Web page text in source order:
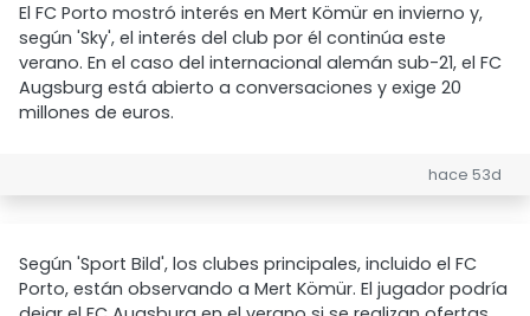
El FC Porto mostró interés en Mert Kömür en invierno y,
según 'Sky', el interés del club por él continúa este
verano. En el caso del internacional alemán sub-21, el FC
Augsburg está abierto a conversaciones y exige 20
millones de euros.
hace 53d
Según 'Sport Bild', los clubes principales, incluido el FC
Porto, están observando a Mert Kömür. El jugador podría